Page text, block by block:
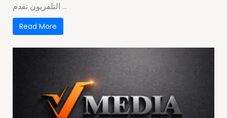
التلفزيون تقدم ...
Read More